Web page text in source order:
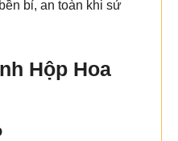
bỉ, an toàn khi sử
Hộp Hoa